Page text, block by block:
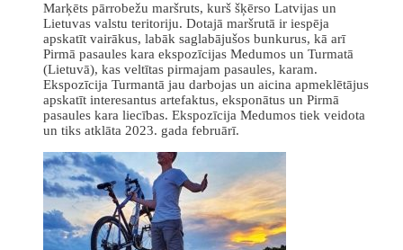
Marķēts pārrobežu maršruts, kurš šķērso Latvijas un
Lietuvas valstu teritoriju. Dotajā maršrutā ir iespēja
apskatīt vairākus, labāk saglabājušos bunkurus, kā arī
Pirmā pasaules kara ekspozīcijas Medumos un Turmatā
(Lietuvā), kas veltītas pirmajam pasaules, karam.
Ekspozīcija Turmantā jau darbojas un aicina apmeklētājus
apskatīt interesantus artefaktus, eksponātus un Pirmā
pasaules kara liecības. Ekspozīcija Medumos tiek veidota
un tiks atklāta 2023. gada februārī.